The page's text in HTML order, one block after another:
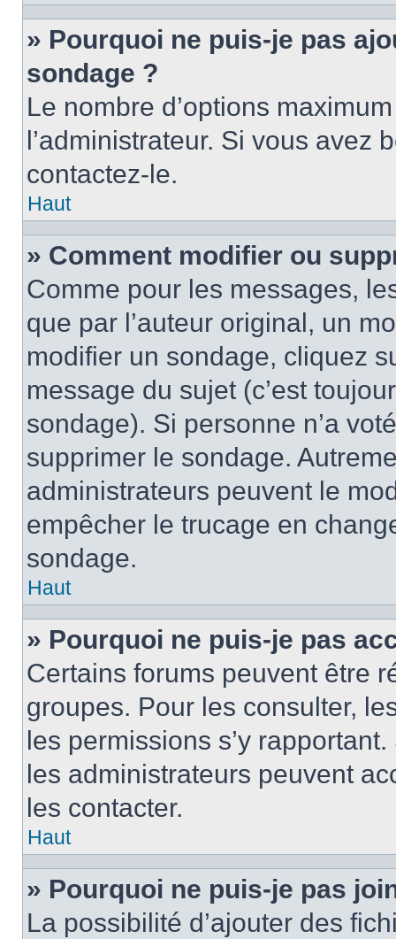
» Pourquoi ne puis-je pas
sondage ?
Le nombre d’options
l’administrateur. Si vous avez
contactez-le.
Haut
» Comment modifier ou
Comme pour les messages,
que par l’auteur original, un
modifier un sondage, cliquez
message du sujet (c’est
sondage). Si personne n’a
supprimer le sondage.
administrateurs peuvent le
empêcher le trucage en
sondage.
Haut
» Pourquoi ne puis-je pas
Certains forums peuvent être
groupes. Pour les consulter,
les permissions s’y
les administrateurs peuvent
les contacter.
Haut
» Pourquoi ne puis-je pas
La possibilité d’ajouter des